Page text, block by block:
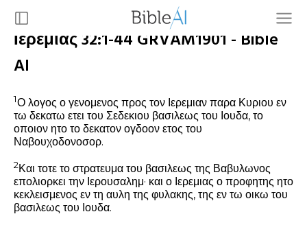
Ιερεμίας 32:1-44 GRVAM1901 - Bible
AI
1Ο λογος ο γενομενος προς τον Ιερεμιαν παρα Κυριου εν
τω δεκατω ετει του Σεδεκιου βασιλεως του Ιουδα, το
οποιον ητο το δεκατον ογδοον ετος του
Ναβουχοδονοσορ.
2Και τοτε το στρατευμα του βασιλεως της Βαβυλωνος
επολιορκει την Ιερουσαλημ· και ο Ιερεμιας ο προφητης ητο
κεκλεισμενος εν τη αυλη της φυλακης, της εν τω οικω του
βασιλεως του Ιουδα.